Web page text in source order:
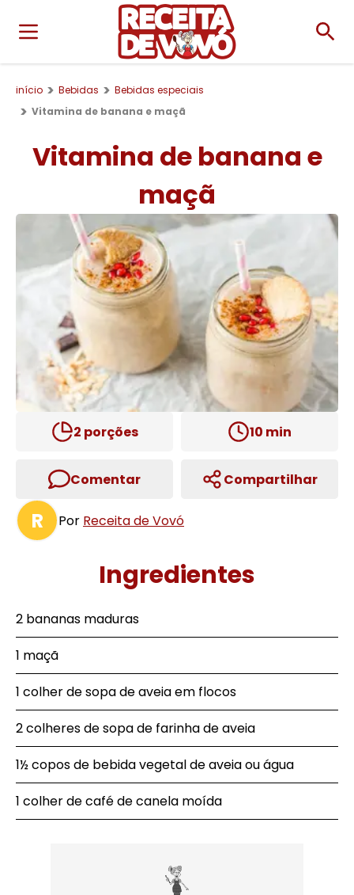
início Bebidas
Bebidas especiais
Vitamina de banana e maçã
Vitamina de banana e
maçã
2 porções 10 min
Comentar Compartilhar
R Por Receita de Vovó
Ingredientes
2 bananas maduras
1 maçã
1 colher de sopa de aveia em flocos
2 colheres de sopa de farinha de aveia
1½ copos de bebida vegetal de aveia ou água
1 colher de café de canela moída